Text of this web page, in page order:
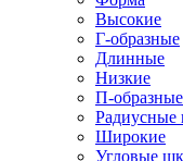
Высокие
Г-образные
Длинные
Низкие
П-образные
Широкие
Угловые